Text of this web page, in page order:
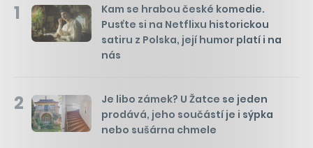
1
Kam se hrabou české komedie.
Pusťte si na Netflixu historickou
satiru z Polska, její humor platí i na
nás
2
Je libo zámek? U Žatce se jeden
prodává, jeho součástí je i sýpka
nebo sušárna chmele